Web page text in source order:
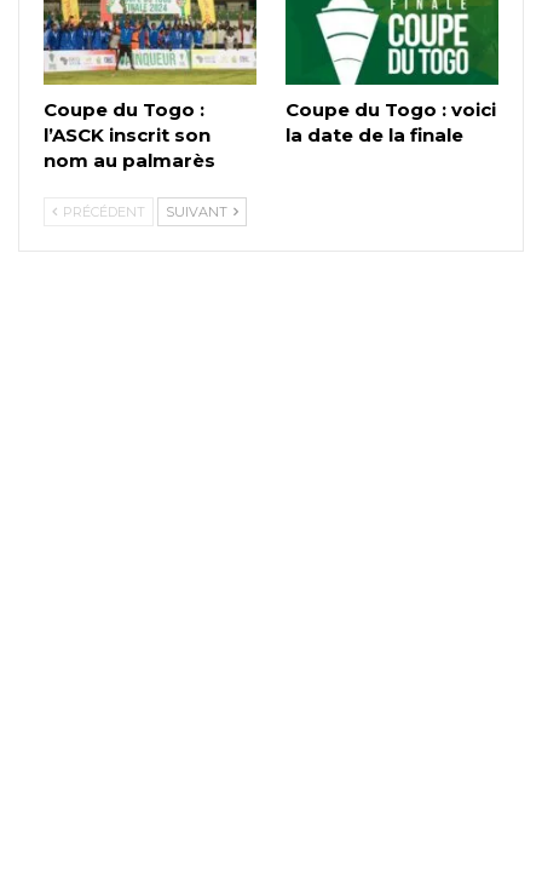
Coupe du Togo :
l’ASCK inscrit son
nom au palmarès
Coupe du Togo : voici
la date de la finale
PRÉCÉDENT SUIVANT